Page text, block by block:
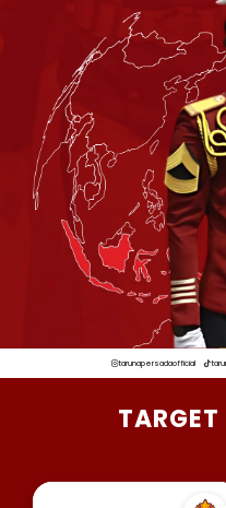
tarunapersadaofficial
TARGET